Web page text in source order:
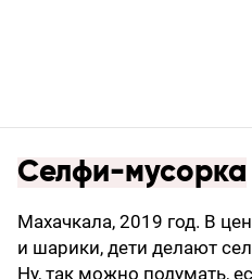
Селфи-мусорка
Махачкала, 2019 год. В
и шарики, дети делают
Ну, так можно подумать,